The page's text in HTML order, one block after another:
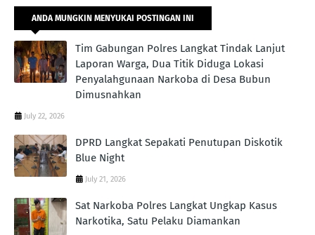
ANDA MUNGKIN MENYUKAI POSTINGAN INI
Tim Gabungan Polres Langkat Tindak Lanjut
Laporan Warga, Dua Titik Diduga Lokasi
Penyalahgunaan Narkoba di Desa Bubun
Dimusnahkan
July 22, 2026
DPRD Langkat Sepakati Penutupan Diskotik
Blue Night
July 21, 2026
Sat Narkoba Polres Langkat Ungkap Kasus
Narkotika, Satu Pelaku Diamankan